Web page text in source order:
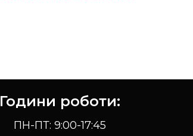
Години роботи:
ПН-ПТ: 9:00-17:45